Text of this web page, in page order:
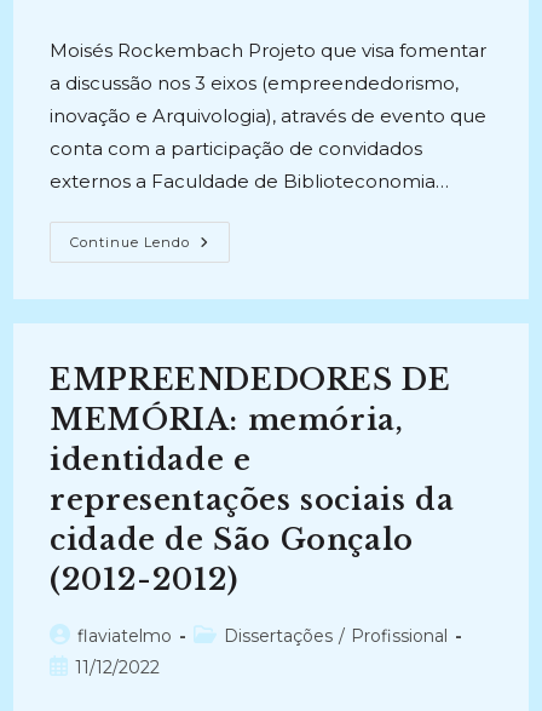
Moisés Rockembach Projeto que visa fomentar
a discussão nos 3 eixos (empreendedorismo,
inovação e Arquivologia), através de evento que
conta com a participação de convidados
externos a Faculdade de Biblioteconomia…
Continue Lendo EMPREENDEDORISMO,
INOVAÇÃO
EMPREENDEDORES DE
MEMÓRIA: memória,
identidade e
representações sociais da
cidade de São Gonçalo
(2012-2012)
Autor
do
flaviatelmo
Categoria
Dissertações / Profissional
Post11/12/2022